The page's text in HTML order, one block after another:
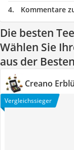
Kommentare
Die besten
Wählen Sie
aus der
Creano
Vergleichssieger